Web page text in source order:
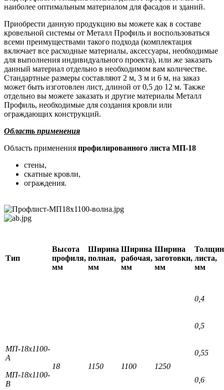
наиболее оптимальным материалом для фасадов и зданий.
Приобрести данную продукцию вы можете как в составе
кровельной системы от Металл Профиль и воспользоваться
всеми преимуществами такого подхода (комплектация
включает все расходные материалы, аксессуары, необходимые
для выполнения индивидуального проекта), или же заказать
данный материал отдельно в необходимом вам количестве.
Стандартные размеры составляют 2 м, 3 м и 6 м, на заказ
может быть изготовлен лист, длиной от 0,5 до 12 м. Также
отдельно вы можете заказать и другие материалы Металл
Профиль, необходимые для создания кровли или
ограждающих конструкций.
Область применения
Область применения профилированного листа МП-18
стены,
скатные кровли,
ограждения.
Тип
Высота
профиля,
мм
Ширина
полная,
мм
Ширина
рабочая,
мм
Ширина
заготовки,
мм
листа,
мм
МП-18х1100-
А
МП-18х1100-
В
18 1150 1100 1250
0,4
0,5
0,55
0,6